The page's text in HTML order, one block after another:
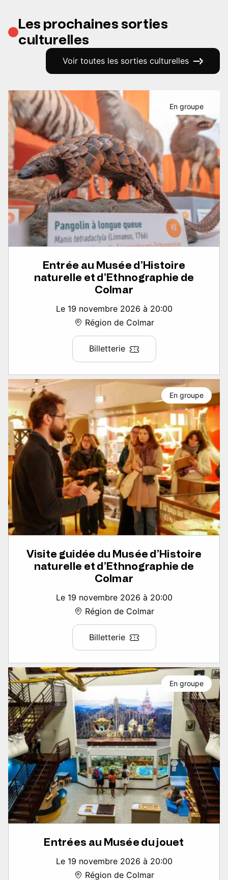
Les prochaines sorties
culturelles
Voir toutes les sorties culturelles
Entrée au Musée d’Histoire
naturelle et d’Ethnographie de
Colmar
Le 19 novembre 2026 à 20:00
Région de Colmar
Billetterie
En groupe
Visite guidée du Musée d’Histoire
naturelle et d’Ethnographie de
Colmar
Le 19 novembre 2026 à 20:00
Région de Colmar
Billetterie
En groupe
Entrées au Musée du jouet
Le 19 novembre 2026 à 20:00
Région de Colmar
En groupe